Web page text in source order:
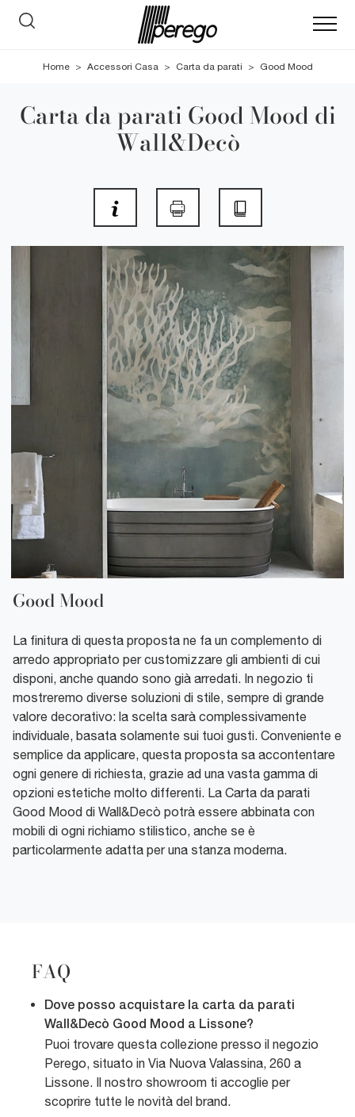
Home > Accessori Casa > Carta da parati > Good Mood
Carta da parati Good Mood di
Wall&Decò
Good Mood
La finitura di questa proposta ne fa un complemento di
arredo appropriato per customizzare gli ambienti di cui
disponi, anche quando sono già arredati. In negozio ti
mostreremo diverse soluzioni di stile, sempre di grande
valore decorativo: la scelta sarà complessivamente
individuale, basata solamente sui tuoi gusti. Conveniente e
semplice da applicare, questa proposta sa accontentare
ogni genere di richiesta, grazie ad una vasta gamma di
opzioni estetiche molto differenti. La Carta da parati
Good Mood di Wall&Decò potrà essere abbinata con
mobili di ogni richiamo stilistico, anche se è
particolarmente adatta per una stanza moderna.
FAQ
Dove posso acquistare la carta da parati
Wall&Decò Good Mood a Lissone?
Puoi trovare questa collezione presso il negozio
Perego, situato in Via Nuova Valassina, 260 a
Lissone. Il nostro showroom ti accoglie per
scoprire tutte le novità del brand.